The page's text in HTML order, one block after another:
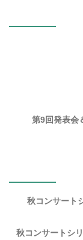
第9回発表会
秋コンサート
秋コンサートシ